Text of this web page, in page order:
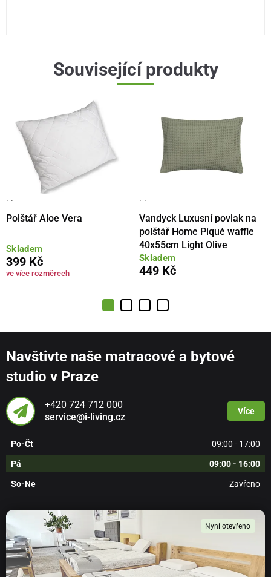
Související produkty
· ·
Polštář Aloe Vera
Skladem
399 Kč
ve více rozměrech
· ·
Vandyck Luxusní povlak na
polštář Home Piqué waffle
40x55cm Light Olive
Skladem
449 Kč
Navštivte naše matracové a bytové
studio v Praze
+420 724 712 000
service@i-living.cz
Více
Po-Čt 09:00 - 17:00
Pá 09:00 - 16:00
So-Ne Zavřeno
Nyní otevřeno